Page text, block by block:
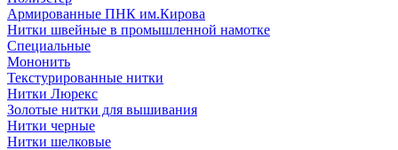
Армированные ПНК им.Кирова
Нитки швейные в промышленной намотке
Специальные
Мононить
Текстурированные нитки
Нитки Люрекс
Золотые нитки для вышивания
Нитки черные
Нитки шелковые